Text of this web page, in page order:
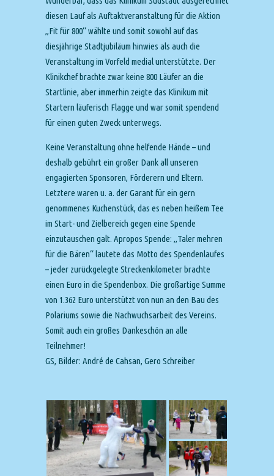
diesen Lauf als Auftaktveranstaltung für die Aktion
„Fit für 800“ wählte und somit sowohl auf das
diesjährige Stadtjubiläum hinwies als auch die
Veranstaltung im Vorfeld medial unterstützte. Der
Klinikchef brachte zwar keine 800 Läufer an die
Startlinie, aber immerhin zeigte das Klinikum mit
Startern läuferisch Flagge und war somit spendend
für einen guten Zweck unterwegs.
Keine Veranstaltung ohne helfende Hände – und
deshalb gebührt ein großer Dank all unseren
engagierten Sponsoren, Förderern und Eltern.
Letztere waren u. a. der Garant für ein gern
genommenes Kuchenstück, das es neben heißem Tee
im Start- und Zielbereich gegen eine Spende
einzutauschen galt. Apropos Spende: „Taler mehren
für die Bären“ lautete das Motto des Spendenlaufes
– jeder zurückgelegte Streckenkilometer brachte
einen Euro in die Spendenbox. Die großartige Summe
von 1.362 Euro unterstützt von nun an den Bau des
Polariums sowie die Nachwuchsarbeit des Vereins.
Somit auch ein großes Dankeschön an alle
Teilnehmer!
GS, Bilder: André de Cahsan, Gero Schreiber